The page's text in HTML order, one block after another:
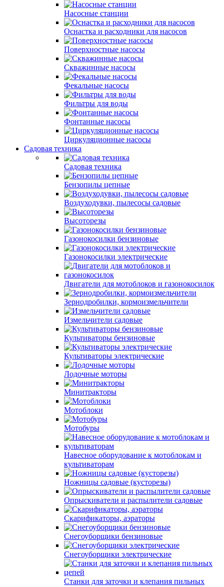
Насосные станции
Оснастка и расходники для насосов
Поверхностные насосы
Скважинные насосы
Фекальные насосы
Фильтры для воды
Фонтанные насосы
Циркуляционные насосы
Садовая техника
Садовая техника
Бензопилы цепные
Воздуходувки, пылесосы садовые
Высоторезы
Газонокосилки бензиновые
Газонокосилки электрические
Двигатели для мотоблоков и газонокосилок
Зернодробилки, кормоизмельчители
Измельчители садовые
Культиваторы бензиновые
Культиваторы электрические
Лодочные моторы
Минитракторы
Мотоблоки
Мотобуры
Навесное оборудование к мотоблокам и
культиваторам
Ножницы садовые (кусторезы)
Опрыскиватели и распылители садовые
Скарификаторы, аэраторы
Снегоуборщики бензиновые
Снегоуборщики электрические
Станки для заточки и клепания пильных